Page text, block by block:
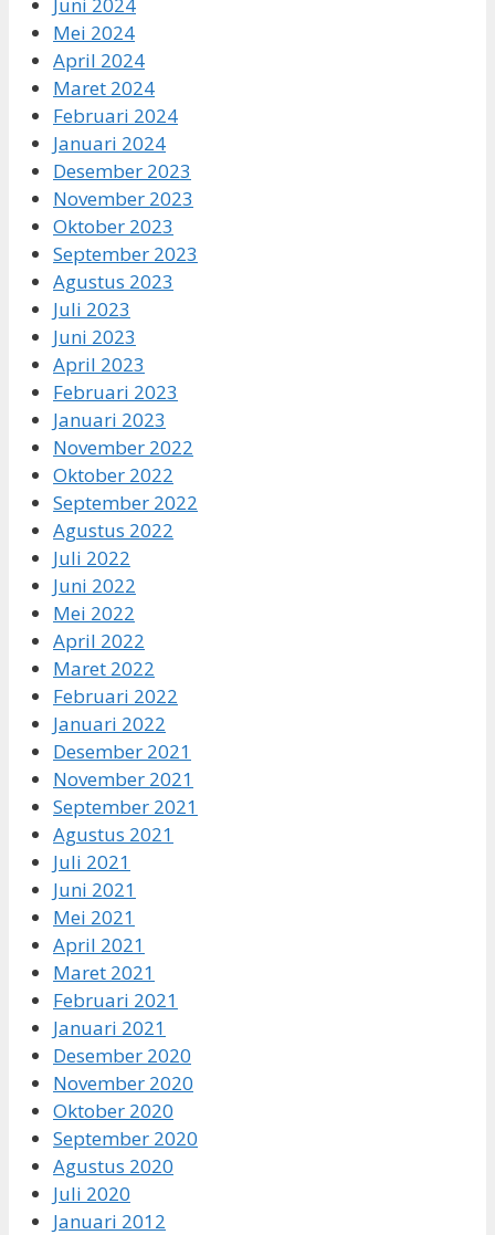
Mei 2024
April 2024
Maret 2024
Februari 2024
Januari 2024
Desember 2023
November 2023
Oktober 2023
September 2023
Agustus 2023
Juli 2023
Juni 2023
April 2023
Februari 2023
Januari 2023
November 2022
Oktober 2022
September 2022
Agustus 2022
Juli 2022
Juni 2022
Mei 2022
April 2022
Maret 2022
Februari 2022
Januari 2022
Desember 2021
November 2021
September 2021
Agustus 2021
Juli 2021
Juni 2021
Mei 2021
April 2021
Maret 2021
Februari 2021
Januari 2021
Desember 2020
November 2020
Oktober 2020
September 2020
Agustus 2020
Juli 2020
Januari 2012